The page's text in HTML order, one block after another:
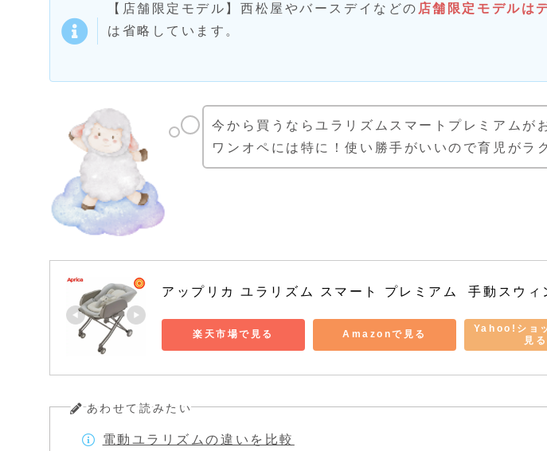
【店舗限定モデル】西松屋やバースデイなどの 店舗限定モデルは
は省略しています。
今から買うならユラリズムスマートプレミアムが
ワンオペには特に！使い勝手がいいので育児がラ
アップリカ ユラリズム スマート プレミアム  手動スウィ
楽天市場で見る Amazonで見る
Yahoo!ショ
見る
あわせて読みたい
電動ユラリズムの違いを比較